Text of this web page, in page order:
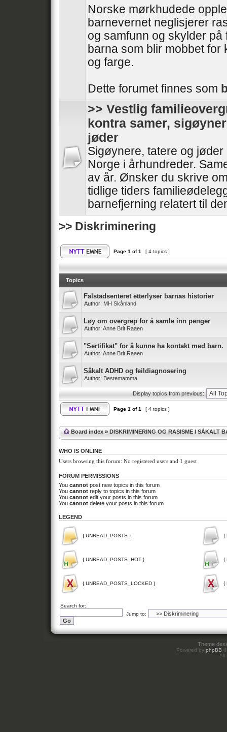
Norske mørkhudede
barnevernet neglisjerer
og samfunn og skylder på
barna som blir mobbet
og farge.
Dette forumet finnes som
>> Vestlig
kontra samer,
jøder
Sigøynere, tatere og jøder
Norge i århundreder.
av år. Ønsker du skrive
tidlige tiders
barnefjerning relatert til
>> Diskriminering
Page 1 of1 [ 4 topics ]
Topics
Falstadsenteret etterlyser barnas historier
Author: MH Skånland
Løy om overgrep for å samle inn penger
Author: Anne Brit Raaen
"Sertifikat" for å kunne ha kontakt med barn.
Author: Anne Brit Raaen
Såkalt ADHD og feildiagnosering
Author: Bestemamma
Display topics from previous:
Page 1 of1 [ 4 topics ]
Board index » DISKRIMINERING OG RASISME I SÅKALT
WHO IS ONLINE
Users browsing this forum: No registered users and 1 guest
FORUM PERMISSIONS
You cannot post new topics in this forum
You cannot reply to topics in this forum
You cannot edit your posts in this forum
You cannot delete your posts in this forum
LEGEND
{ UNREAD_POSTS } {
{ UNREAD_POSTS_HOT } {
{ UNREAD_POSTS_LOCKED } {
Search for:
Jump to:
Theme
Powered by phpBB
All